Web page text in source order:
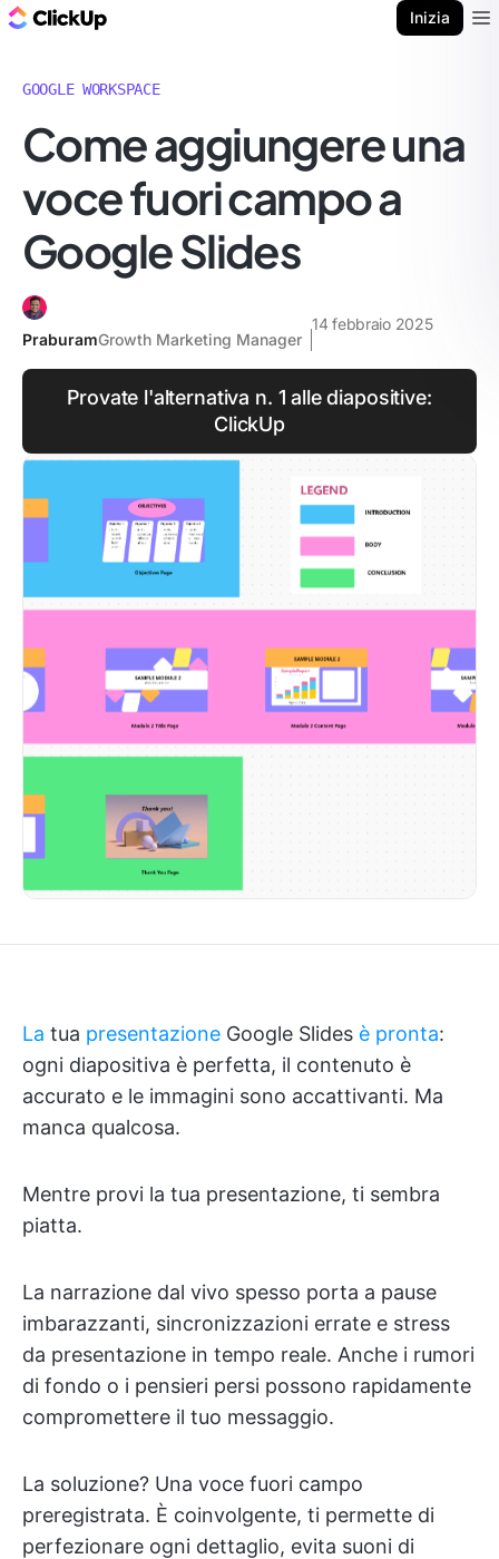
Inizia
GOOGLE WORKSPACE
Come aggiungere una
voce fuori campo a
Google Slides
PraburamGrowth Marketing Manager
14 febbraio 2025
Provate l'alternativa n. 1 alle diapositive:
ClickUp
La tua presentazione Google Slides è pronta:
ogni diapositiva è perfetta, il contenuto è
accurato e le immagini sono accattivanti. Ma
manca qualcosa.
Mentre provi la tua presentazione, ti sembra
piatta.
La narrazione dal vivo spesso porta a pause
imbarazzanti, sincronizzazioni errate e stress
da presentazione in tempo reale. Anche i rumori
di fondo o i pensieri persi possono rapidamente
compromettere il tuo messaggio.
La soluzione? Una voce fuori campo
preregistrata. È coinvolgente, ti permette di
perfezionare ogni dettaglio, evita suoni di